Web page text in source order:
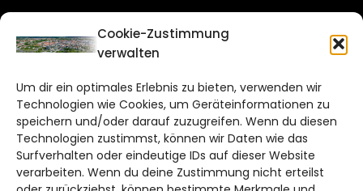
Cookie-Zustimmung
verwalten
Um dir ein optimales Erlebnis zu bieten, verwenden wir
Technologien wie Cookies, um Geräteinformationen zu
speichern und/oder darauf zuzugreifen. Wenn du diesen
Technologien zustimmst, können wir Daten wie das
Surfverhalten oder eindeutige IDs auf dieser Website
verarbeiten. Wenn du deine Zustimmung nicht erteilst
CITYLIFE!
Bruchtorwall 12
38100 Braunschweig
Telefon: 0531 387220 – 65